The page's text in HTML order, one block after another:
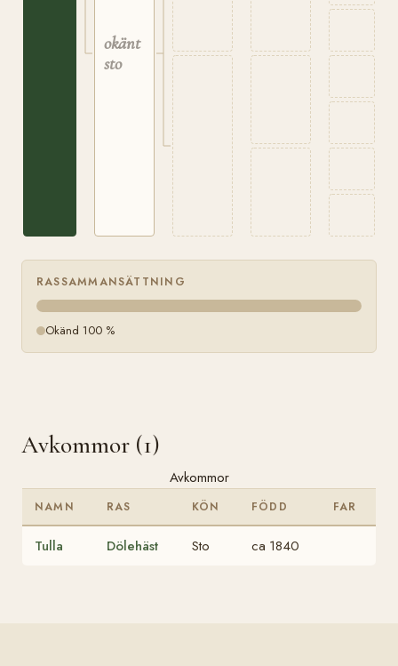
okänt
sto
RASSAMMANSÄTTNING
Okänd 100 %
Avkommor (1)
Avkommor
NAMN RAS KÖN FÖDD FAR
Tulla Dölehäst Sto ca 1840